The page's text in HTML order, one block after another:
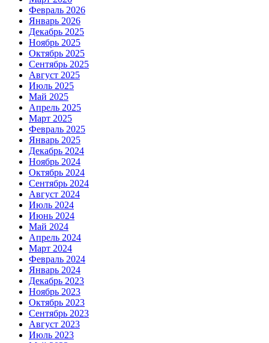
Февраль 2026
Январь 2026
Декабрь 2025
Ноябрь 2025
Октябрь 2025
Сентябрь 2025
Август 2025
Июль 2025
Май 2025
Апрель 2025
Март 2025
Февраль 2025
Январь 2025
Декабрь 2024
Ноябрь 2024
Октябрь 2024
Сентябрь 2024
Август 2024
Июль 2024
Июнь 2024
Май 2024
Апрель 2024
Март 2024
Февраль 2024
Январь 2024
Декабрь 2023
Ноябрь 2023
Октябрь 2023
Сентябрь 2023
Август 2023
Июль 2023